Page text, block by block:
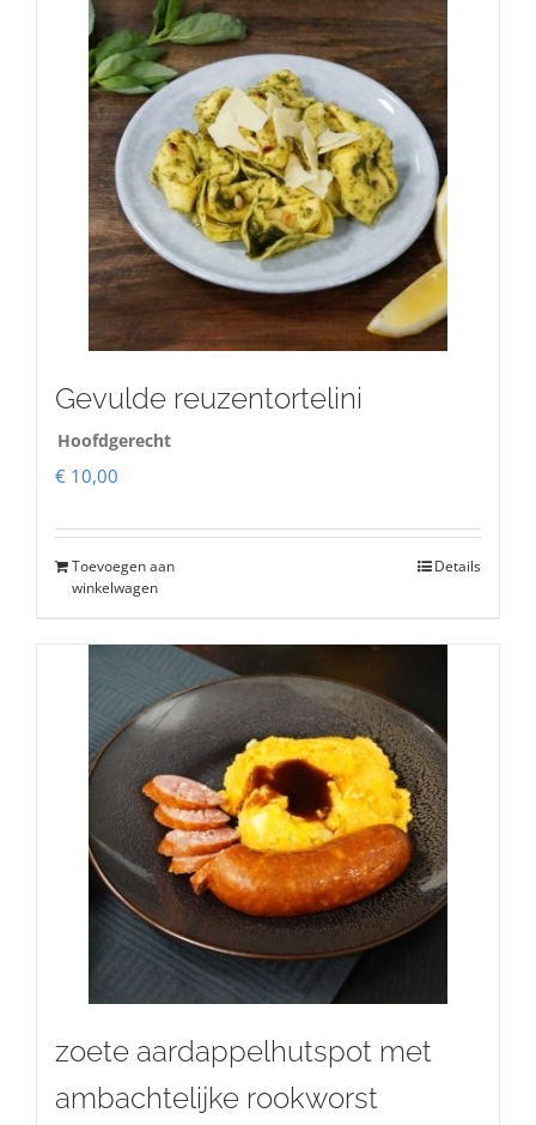
Gevulde reuzentortelini
Hoofdgerecht
€ 10,00
Toevoegen aan
winkelwagen
Details
zoete aardappelhutspot met
ambachtelijke rookworst